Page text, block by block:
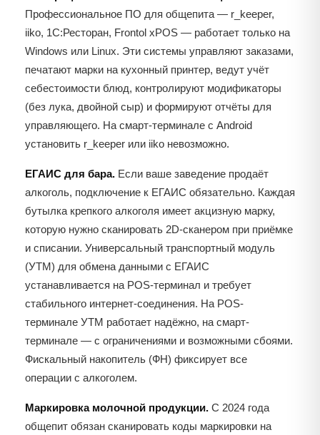
Профессиональное ПО для общепита — r_keeper,
iiko, 1С:Ресторан, Frontol xPOS — работает только на
Windows или Linux. Эти системы управляют заказами,
печатают марки на кухонный принтер, ведут учёт
себестоимости блюд, контролируют модификаторы
(без лука, двойной сыр) и формируют отчёты для
управляющего. На смарт-терминале с Android
установить r_keeper или iiko невозможно.
ЕГАИС для бара. Если ваше заведение продаёт
алкоголь, подключение к ЕГАИС обязательно. Каждая
бутылка крепкого алкоголя имеет акцизную марку,
которую нужно сканировать 2D-сканером при приёмке
и списании. Универсальный транспортный модуль
(УТМ) для обмена данными с ЕГАИС
устанавливается на POS-терминал и требует
стабильного интернет-соединения. На POS-
терминале УТМ работает надёжно, на смарт-
терминале — с ограничениями и возможными сбоями.
Фискальный накопитель (ФН) фиксирует все
операции с алкоголем.
Маркировка молочной продукции. С 2024 года
общепит обязан сканировать коды маркировки на